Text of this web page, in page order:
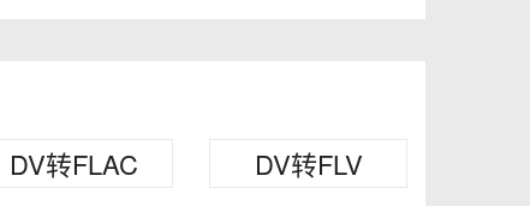
DV转FLAC
DV转FLV